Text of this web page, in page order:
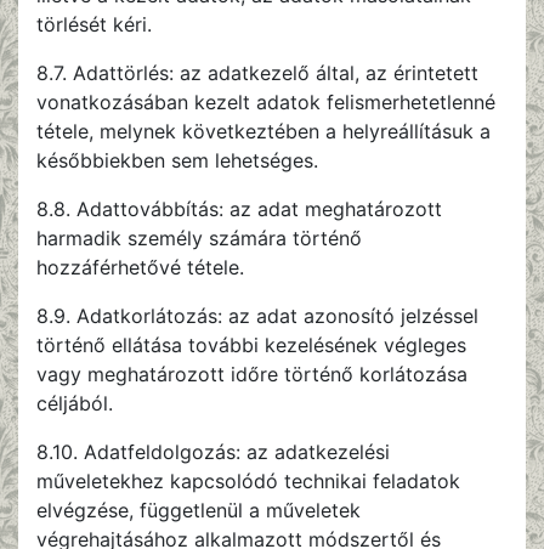
törlését kéri.
8.7. Adattörlés: az adatkezelő által, az érintetett
vonatkozásában kezelt adatok felismerhetetlenné
tétele, melynek következtében a helyreállításuk a
későbbiekben sem lehetséges.
8.8. Adattovábbítás: az adat meghatározott
harmadik személy számára történő
hozzáférhetővé tétele.
8.9. Adatkorlátozás: az adat azonosító jelzéssel
történő ellátása további kezelésének végleges
vagy meghatározott időre történő korlátozása
céljából.
8.10. Adatfeldolgozás: az adatkezelési
műveletekhez kapcsolódó technikai feladatok
elvégzése, függetlenül a műveletek
végrehajtásához alkalmazott módszertől és